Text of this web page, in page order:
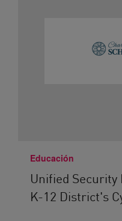
Educación
Unified
K-12 District's